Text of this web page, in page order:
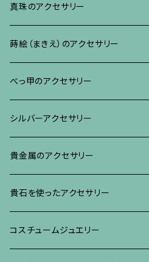
ブレスレット、バングル、その他
ネックレス・ペンダント
リング
ブレスレット・バングル、その他
イヤリング・ピアス
ネックレス、ペンダント
ブレスレット、その他
ブローチ
イヤリング・ピアス
ネックレス、ペンダント
リング
ブレスレット、その他
真珠のアクセサリー
ブローチ
イヤリング・ピアス
ネックレス、ペンダント
リング
ブレスレット、その他
蒔絵（まきえ）のアクセサリー
べっ甲に蒔絵のアクセサリー
ブローチ
イヤリング・ピアス
真珠に蒔絵のアクセサリー
ブローチ
イヤリング、ピアス
水晶に蒔絵のアクセサリー
ブローチ
イヤリング、ピアス
朴の木やポプラに蒔絵のアクセサリー
ブローチ
その他の蒔絵のアクセサリー
べっ甲のアクセサリー
ブローチ
イヤリング、ピアス
ネックレス、ペンダント
リング
シルバーアクセサリー
ブローチ
イヤリング、ピアス
ネックレス、ペンダント
貴金属のアクセサリー
ブローチ
イヤリング、ピアス
貴石を使ったアクセサリー
ブローチ
コスチュームジュエリー